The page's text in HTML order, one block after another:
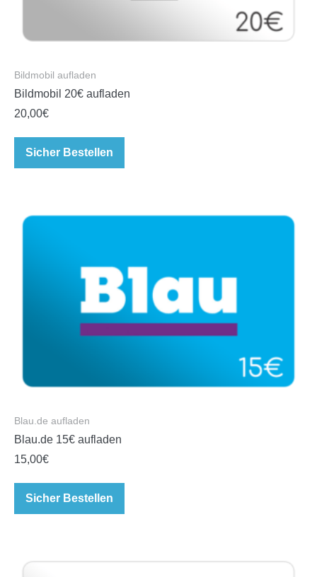
Bildmobil aufladen
Bildmobil 20€ aufladen
20,00€
Sicher Bestellen
Blau.de aufladen
Blau.de 15€ aufladen
15,00€
Sicher Bestellen